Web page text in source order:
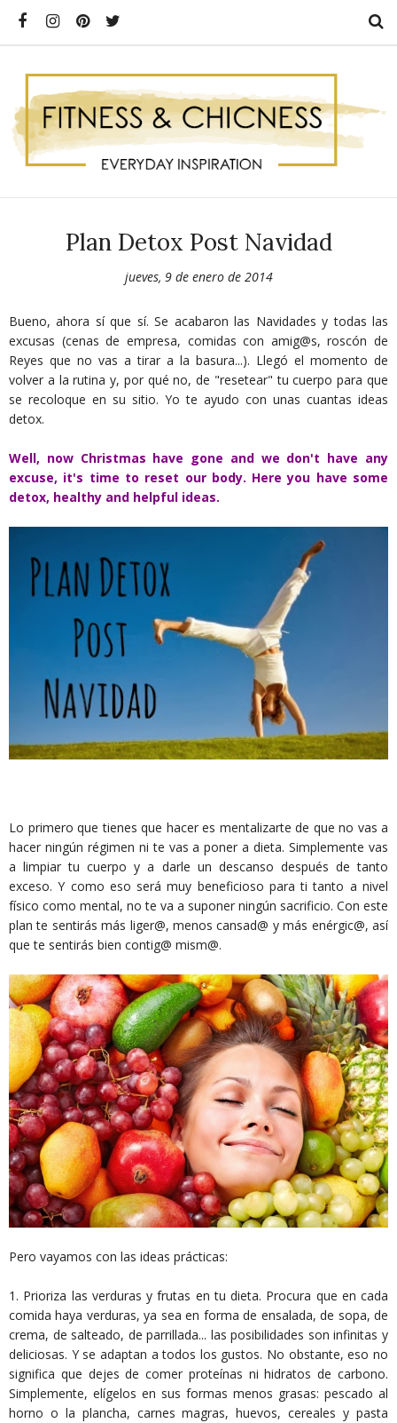
Plan Detox Post Navidad
jueves, 9 de enero de 2014
Bueno, ahora sí que sí. Se acabaron las Navidades y todas las
excusas (cenas de empresa, comidas con amig@s, roscón de
Reyes que no vas a tirar a la basura...). Llegó el momento de
volver a la rutina y, por qué no, de "resetear" tu cuerpo para que
se recoloque en su sitio. Yo te ayudo con unas cuantas ideas
detox.
Well, now Christmas have gone and we don't have any
excuse, it's time to reset our body. Here you have some
detox, healthy and helpful ideas.
Lo primero que tienes que hacer es mentalizarte de que no vas a
hacer ningún régimen ni te vas a poner a dieta. Simplemente vas
a limpiar tu cuerpo y a darle un descanso después de tanto
exceso. Y como eso será muy beneficioso para ti tanto a nivel
físico como mental, no te va a suponer ningún sacrificio. Con este
plan te sentirás más liger@, menos cansad@ y más enérgic@, así
que te sentirás bien contig@ mism@.
Pero vayamos con las ideas prácticas:
1. Prioriza las verduras y frutas en tu dieta. Procura que en cada
comida haya verduras, ya sea en forma de ensalada, de sopa, de
crema, de salteado, de parrillada... las posibilidades son infinitas y
deliciosas. Y se adaptan a todos los gustos. No obstante, eso no
significa que dejes de comer proteínas ni hidratos de carbono.
Simplemente, elígelos en sus formas menos grasas: pescado al
horno o la plancha, carnes magras, huevos, cereales y pasta